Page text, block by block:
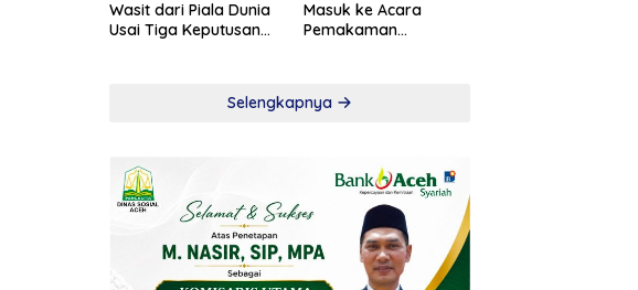
Wasit dari Piala Dunia
Usai Tiga Keputusan
Masuk ke Acara
Pemakaman
Selengkapnya